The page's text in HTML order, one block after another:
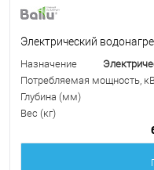
Электрический
Назначение
Потребляемая мощность,
Глубина (мм)
Вес (кг)